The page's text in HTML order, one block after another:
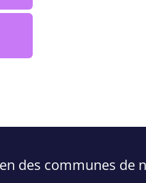
des communes de